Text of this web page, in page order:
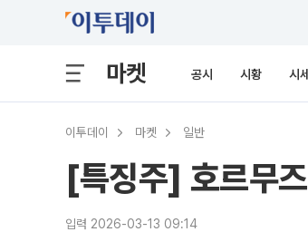
마켓 공시 시황 시세
이투데이 마켓 일반
[특징주] 호르무
입력 2026-03-13 09:14